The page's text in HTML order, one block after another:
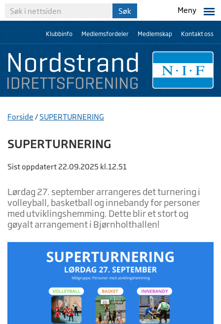
Meny
Klubbinfo Medlemsfordeler Medlemskap Kontakt oss
Forside /SUPERTURNERING
SUPERTURNERING
Sist oppdatert 22.09.2025 kl.12.51
Lørdag 27. september arrangeres det turnering i
volleyball, basketball og innebandy for personer
med utviklingshemming. Dette blir et stort og
gøyalt arrangement i Bjørnholthallen!